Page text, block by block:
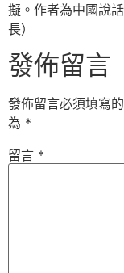
擬。作者為中國說
長）
發佈留言
發佈留言必須填寫
為 *
留言 *